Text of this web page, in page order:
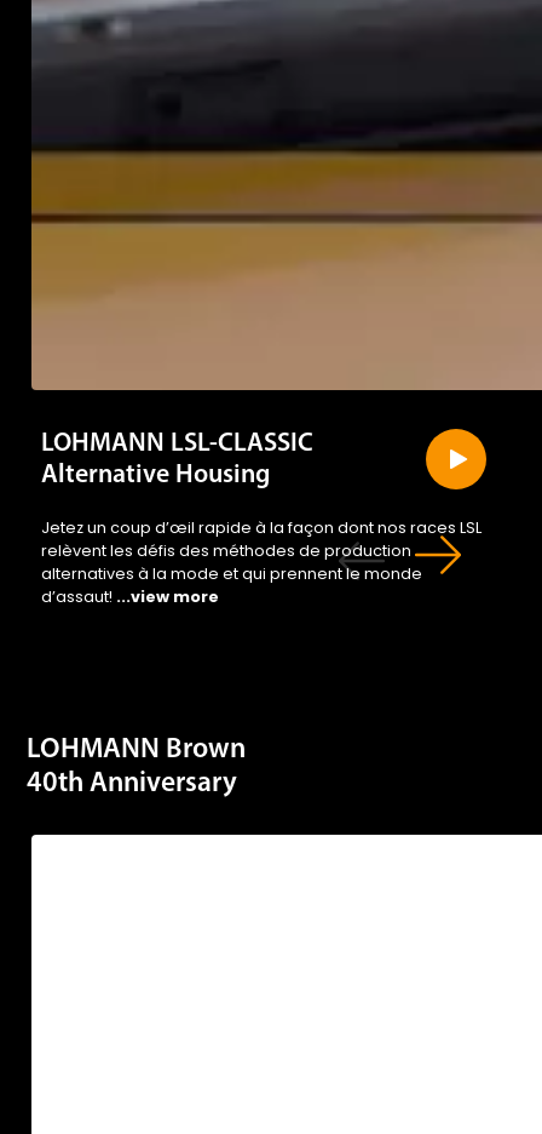
LOHMANN LSL-CLASSIC
Alternative Housing
Jetez un coup d’œil rapide à la façon dont nos races LSL
relèvent les défis des méthodes de production
alternatives à la mode et qui prennent le monde
d’assaut! ...view more
LOHMANN Brown
40th Anniversary